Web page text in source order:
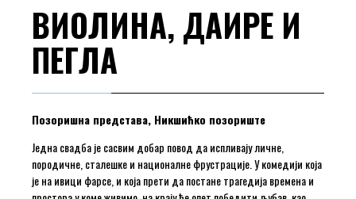
ВИОЛИНА, ДАИРЕ И
ПЕГЛА
Позоришна представа, Никшићко позориште
Једна свадба је сасвим добар повод да испливају личне,
породичне, сталешке и националне фрустрације. У комедији која
је на ивици фарсе, и која прети да постане трагедија времена и